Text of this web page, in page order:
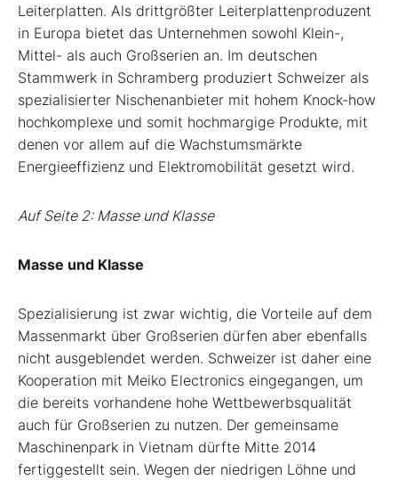
Leiterplatten. Als drittgrößter Leiterplattenproduzent
in Europa bietet das Unternehmen sowohl Klein-,
Mittel- als auch Großserien an. Im deutschen
Stammwerk in Schramberg produziert Schweizer als
spezialisierter Nischenanbieter mit hohem Knock-how
hochkomplexe und somit hochmargige Produkte, mit
denen vor allem auf die Wachstumsmärkte
Energieeffizienz und Elektromobilität gesetzt wird.
Auf Seite 2: Masse und Klasse
Masse und Klasse
Spezialisierung ist zwar wichtig, die Vorteile auf dem
Massenmarkt über Großserien dürfen aber ebenfalls
nicht ausgeblendet werden. Schweizer ist daher eine
Kooperation mit Meiko Electronics eingegangen, um
die bereits vorhandene hohe Wettbewerbsqualität
auch für Großserien zu nutzen. Der gemeinsame
Maschinenpark in Vietnam dürfte Mitte 2014
fertiggestellt sein. Wegen der niedrigen Löhne und